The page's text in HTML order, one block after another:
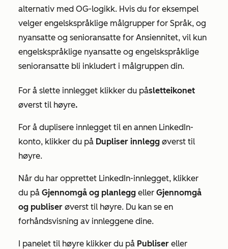
alternativ med OG-logikk. Hvis du for eksempel
velger engelskspråklige målgrupper for Språk, og
nyansatte og senioransatte for Ansiennitet, vil kun
engelskspråklige nyansatte og engelskspråklige
senioransatte bli inkludert i målgruppen din.
For å slette innlegget klikker du påsletteikonet
øverst til høyre.
For å duplisere innlegget til en annen LinkedIn-
konto, klikker du på Dupliser innlegg øverst til
høyre.
Når du har opprettet LinkedIn-innlegget, klikker
du på Gjennomgå og planlegg eller Gjennomgå
og publiser øverst til høyre. Du kan se en
forhåndsvisning av innleggene dine.
I panelet til høyre klikker du på Publiser eller